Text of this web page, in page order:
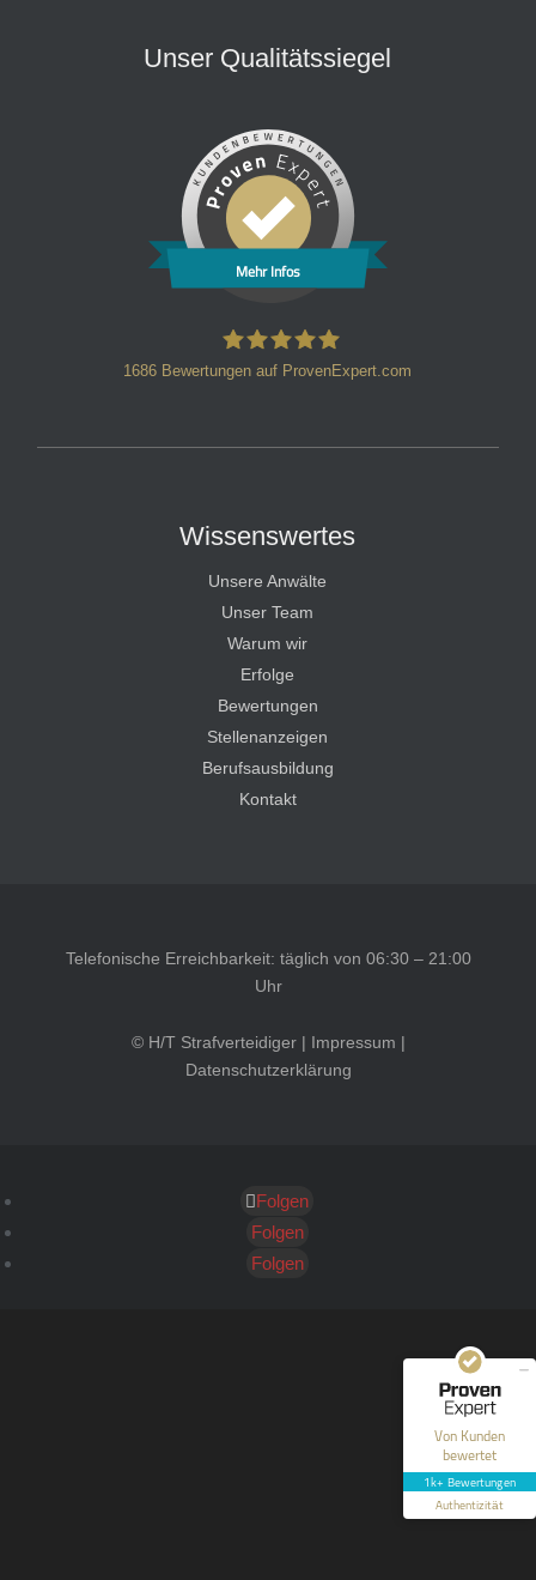
Unser Qualitätssiegel
Mehr Infos
1686 Bewertungen auf ProvenExpert.com
Wissenswertes
Unsere Anwälte
Unser Team
Warum wir
Erfolge
Bewertungen
Stellenanzeigen
Berufsausbildung
Kontakt
Telefonische Erreichbarkeit: täglich von 06:30 – 21:00
Uhr
© H/T Strafverteidiger | Impressum |
Datenschutzerklärung
Folgen
Folgen
Folgen
Von Kunden
bewertet
1k+ Bewertungen
Authentizität
Kundenbewertungen und Erfahrungen zu
SEHR GUT
40
Bewertungen auf
ProvenExpert.com
Blick aufs ProvenExpert-Profil werfen